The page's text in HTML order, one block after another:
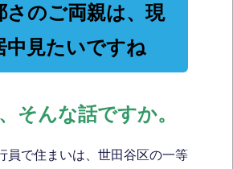
さのご両親は、現
中見たいですね
そんな話ですか。
員で住まいは、世田谷区の一等